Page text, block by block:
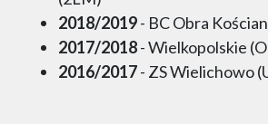
2018/2019- BC Obra
2017/2018- Wielkopolskie
2016/2017- ZS Wielichowo